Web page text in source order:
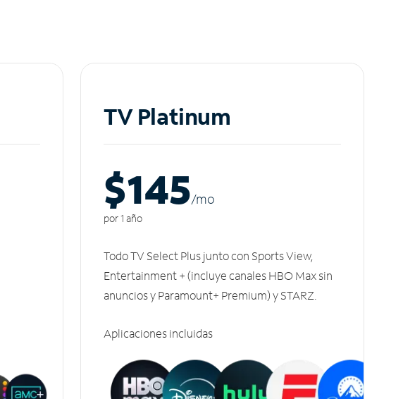
TV Platinum
$145/mo
por 1 año
Todo TV Select Plus junto con Sports View,
Entertainment + (incluye canales HBO Max sin
anuncios y Paramount+ Premium) y STARZ.
Aplicaciones incluidas